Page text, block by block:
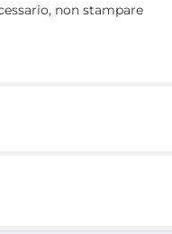
non stampare